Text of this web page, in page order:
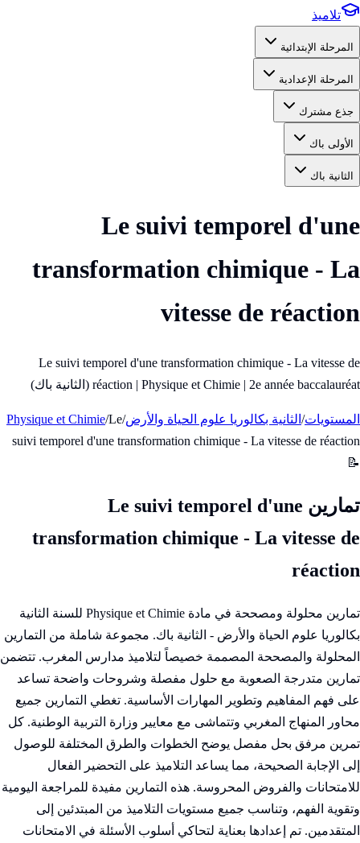
تلاميذ
المرحلة الإبتدائية
المرحلة الإعدادية
جذع مشترك
الأولى باك
الثانية باك
Le suivi temporel d'une
transformation chimique - La
vitesse de réaction
Le suivi temporel d'une transformation chimique - La vitesse de
réaction | Physique et Chimie | 2e année baccalauréat (الثانية باك)
المستويات/ الثانية بكالوريا علوم الحياة والأرض/
Physique et Chimie/Le
suivi temporel d'une transformation chimique - La vitesse de réaction
📝
تمارين Le suivi temporel d'une
transformation chimique - La vitesse de
réaction
تمارين محلولة ومصححة في مادة Physique et Chimie للسنة الثانية
بكالوريا علوم الحياة والأرض - الثانية باك. مجموعة شاملة من التمارين
المحلولة والمصححة المصممة خصيصاً لتلاميذ مدارس المغرب. تتضمن
تمارين متدرجة الصعوبة مع حلول مفصلة وشروحات واضحة تساعد
على فهم المفاهيم وتطوير المهارات الأساسية. تغطي التمارين جميع
محاور المنهاج المغربي وتتماشى مع معايير وزارة التربية الوطنية. كل
تمرين مرفق بحل مفصل يوضح الخطوات والطرق المختلفة للوصول
إلى الإجابة الصحيحة، مما يساعد التلاميذ على التحضير الفعال
للامتحانات والفروض المحروسة. هذه التمارين مفيدة للمراجعة اليومية
وتقوية الفهم، وتناسب جميع مستويات التلاميذ من المبتدئين إلى
المتقدمين. تم إعدادها بعناية لتحاكي أسلوب الأسئلة في الامتحانات